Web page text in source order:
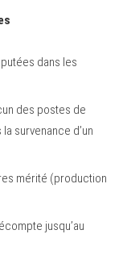
dans les
des postes de
survenance d’un
mérité (production
jusqu’au